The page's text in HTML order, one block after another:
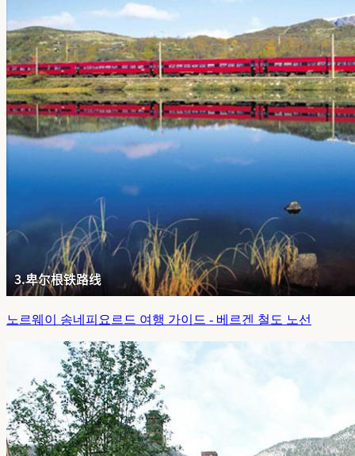
노르웨이 송네피요르드 여행 가이드 - 베르겐 철도 노선